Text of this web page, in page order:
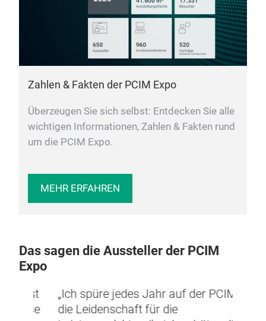
Zahlen & Fakten der PCIM Expo
Überzeugen Sie sich selbst: Entdecken Sie alle
wichtigen Informationen, Zahlen & Fakten rund
um die PCIM Expo.
MEHR ERFAHREN
Das sagen die Aussteller der PCIM
Expo
„Ich spüre jedes Jahr auf der PCIM
die Leidenschaft für die